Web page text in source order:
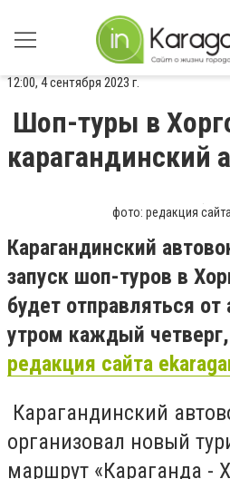
12:00, 4 сентября 2023 г.
Шоп-туры в
карагандинский
фото: редакция
Карагандинский
запуск шоп-туров в
будет отправляться от
утром каждый четверг,
редакция сайта
Карагандинский
организовал новый
маршрут «Караганда -